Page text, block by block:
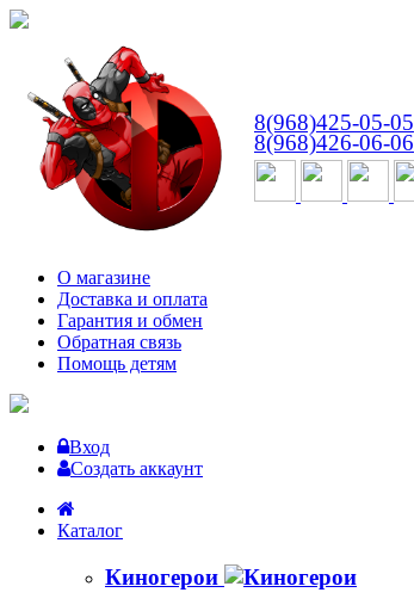
8(968)425-05-05
8(968)426-06-06
О магазине
Доставка и оплата
Гарантия и обмен
Обратная связь
Помощь детям
Вход
Создать аккаунт
Каталог
Киногерои